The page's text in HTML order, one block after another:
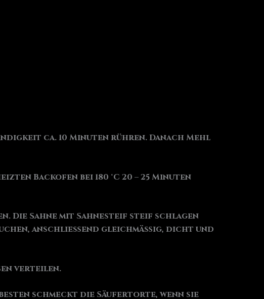
ca. 10 Minuten rühren. Danach Mehl
Backofen bei 180 °C 20 – 25 Minuten
Die Sahne mit Sahnesteif steif schlagen
anschließend gleichmäßig, dicht und
verteilen.
schmeckt die Säufertorte, wenn sie